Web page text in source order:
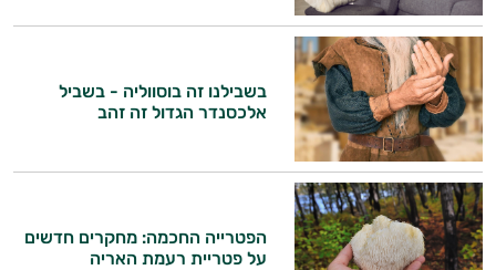
בשבילנו זה בוסווליה - בשביל
אלכסנדר הגדול זה זהב
הפטרייה החכמה: מחקרים חדשים
על פטריית רעמת האריה